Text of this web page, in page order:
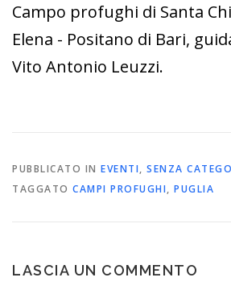
Campo profughi di Santa
Elena - Positano di Bari,
Vito Antonio Leuzzi.
PUBBLICATO IN EVENTI, SENZA
TAGGATO CAMPI PROFUGHI, PUGLIA
LASCIA UN COMMENTO